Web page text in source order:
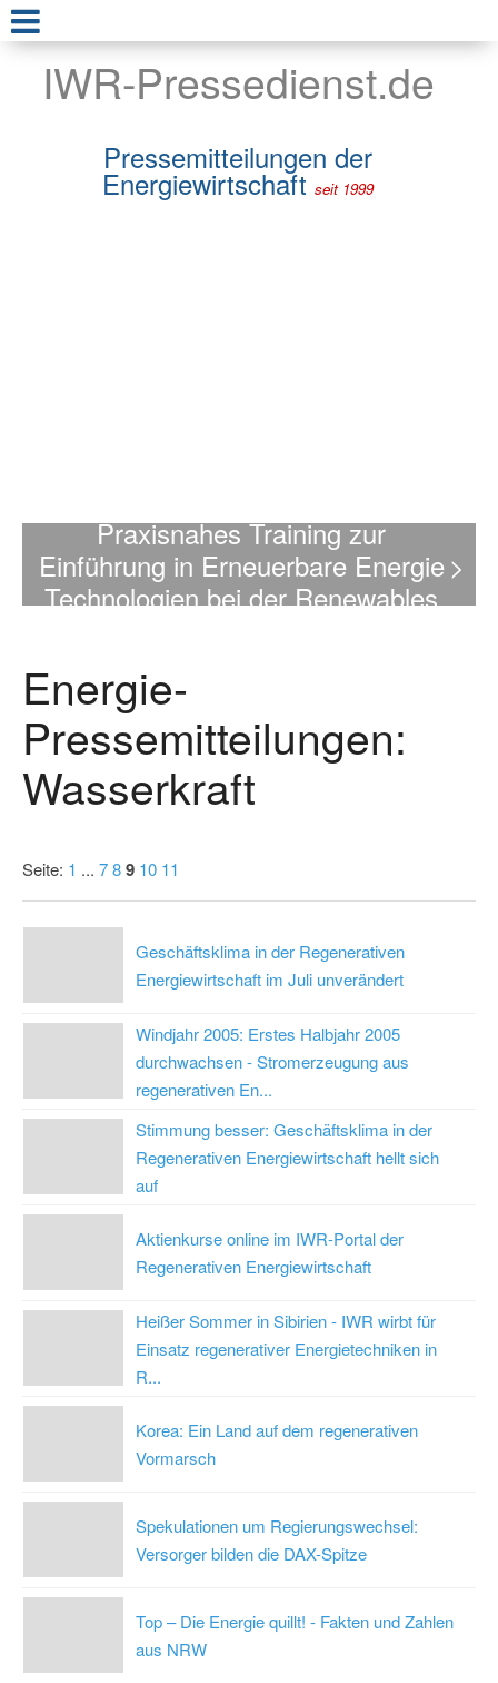
IWR-Pressedienst.de
Pressemitteilungen der
Energiewirtschaft seit 1999
Praxisnahes Training zur
Einführung in Erneuerbare Energie
Technologien bei der Renewables
>
Energie-
Pressemitteilungen:
Wasserkraft
Seite: 1 ... 789 10 11
Geschäftsklima in der Regenerativen
Energiewirtschaft im Juli unverändert
Windjahr 2005: Erstes Halbjahr 2005
durchwachsen - Stromerzeugung aus
regenerativen En...
Stimmung besser: Geschäftsklima in der
Regenerativen Energiewirtschaft hellt sich
auf
Aktienkurse online im IWR-Portal der
Regenerativen Energiewirtschaft
Heißer Sommer in Sibirien - IWR wirbt für
Einsatz regenerativer Energietechniken in
R...
Korea: Ein Land auf dem regenerativen
Vormarsch
Spekulationen um Regierungswechsel:
Versorger bilden die DAX-Spitze
Top – Die Energie quillt! - Fakten und Zahlen
aus NRW